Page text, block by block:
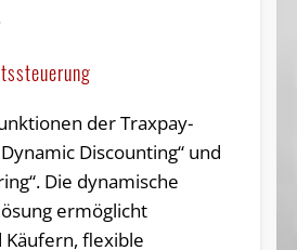
der Traxpay-
Discounting“ und
Die dynamische
ermöglicht
flexible